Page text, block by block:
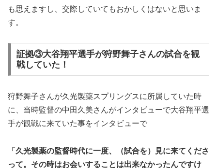
も思えますし、交際していてもおかしくはないと思いま
す。
証拠③大谷翔平選手が狩野舞子さんの試合を観
戦していた！
狩野舞子さんが久光製薬スプリングスに所属していた時
に、当時監督の中田久美さんがインタビューで大谷翔平選
手が観戦に来ていた事をインタビューで
「久光製薬の監督時代に一度、（試合を）見に来てくださ
って。その時はお会いすることは出来なかったんですけ